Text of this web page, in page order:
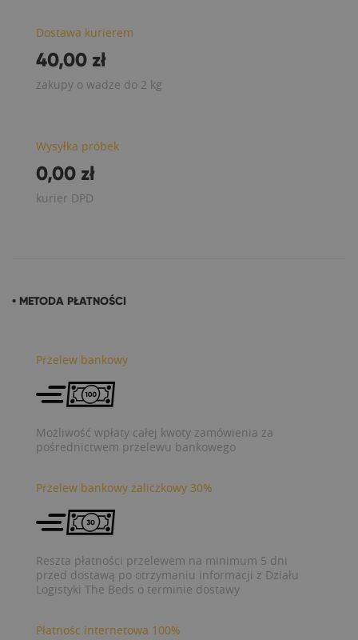
Dostawa kurierem
40,00 zł
zakupy o wadze do 2 kg
Wysyłka próbek
0,00 zł
kurier DPD
• METODA PŁATNOŚCI
Przelew bankowy
Możliwość wpłaty całej kwoty zamówienia za
pośrednictwem przelewu bankowego
Przelew bankowy zaliczkowy 30%
Reszta płatności przelewem na minimum 5 dni
przed dostawą po otrzymaniu informacji z Działu
Logistyki The Beds o terminie dostawy
Płatnośc internetowa 100%